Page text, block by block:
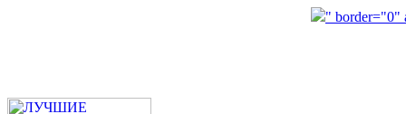
" border="0"